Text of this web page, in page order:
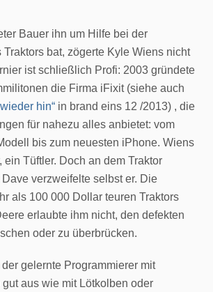
Bauer ihn um Hilfe bei der
Traktors bat, zögerte Kyle Wiens nicht
ist schließlich Profi: 2003 gründete
die Firma iFixit (siehe auch
hin“ in brand eins 12 /2013) , die
für nahezu alles anbietet: vom
bis zum neuesten iPhone. Wiens
ein Tüftler. Doch an dem Traktor
verzweifelte selbst er. Die
als 100 000 Dollar teuren Traktors
erlaubte ihm nicht, den defekten
oder zu überbrücken.
gelernte Programmierer mit
aus wie mit Lötkolben oder